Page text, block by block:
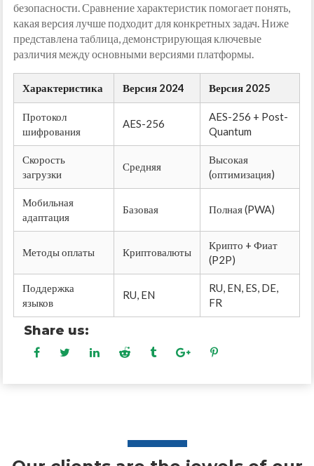
безопасности. Сравнение характеристик помогает понять,
какая версия лучше подходит для конкретных задач. Ниже
представлена таблица, демонстрирующая ключевые
различия между основными версиями платформы.
Характеристика Версия 2024 Версия 2025
Протокол
шифрования
AES-256
AES-256 + Post-
Quantum
Скорость
загрузки
Средняя
Высокая
(оптимизация)
Мобильная
адаптация
Базовая Полная (PWA)
Методы оплаты Криптовалюты
Крипто + Фиат
(P2P)
Поддержка
языков
RU, EN
RU, EN, ES, DE,
FR
Share us: